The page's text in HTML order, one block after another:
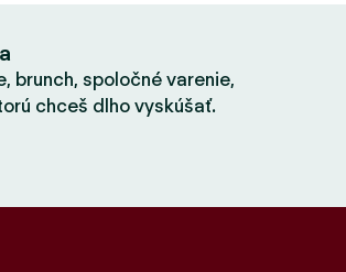
brunch, spoločné varenie,
chceš dlho vyskúšať.